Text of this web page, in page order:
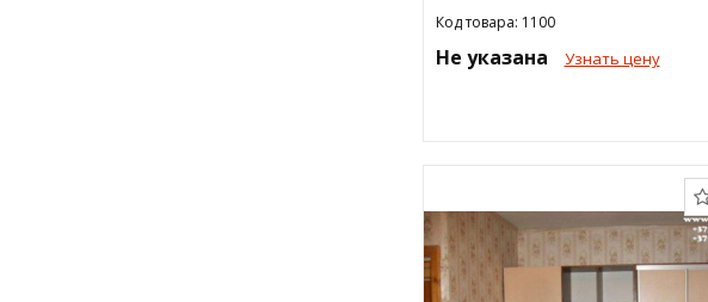
Код товара: 1100
Не указана Узнать цену